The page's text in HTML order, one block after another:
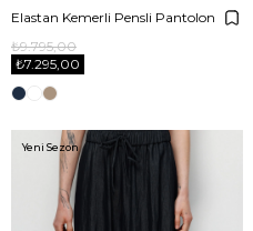
Elastan Kemerli Pensli Pantolon
₺7.295,00
₺9.795,00
Yeni Sezon